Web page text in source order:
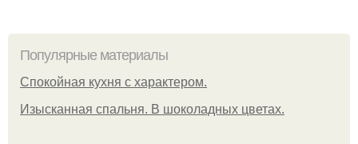
Популярные материалы
Спокойная кухня с характером.
Изысканная спальня. В шоколадных цветах.